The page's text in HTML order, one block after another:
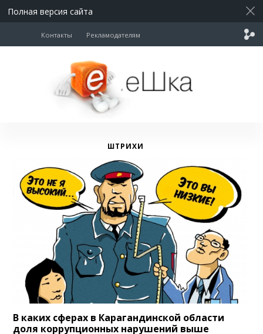
Полная версия сайта
Контакты Рекламодателям
ШТРИХИ
В каких сферах в Карагандинской области
доля коррупционных нарушений выше